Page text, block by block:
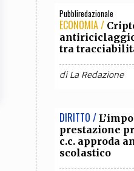
Pubbliredazionale
ECONOMIA /
tra
diLa Redazione
DIRITTO /
prestazione
c.c. approda
scolastico